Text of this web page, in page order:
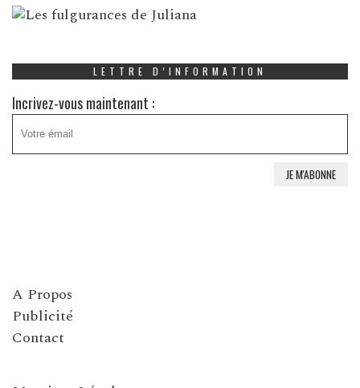
LETTRE D’INFORMATION
Incrivez-vous maintenant :
A Propos
Publicité
Contact